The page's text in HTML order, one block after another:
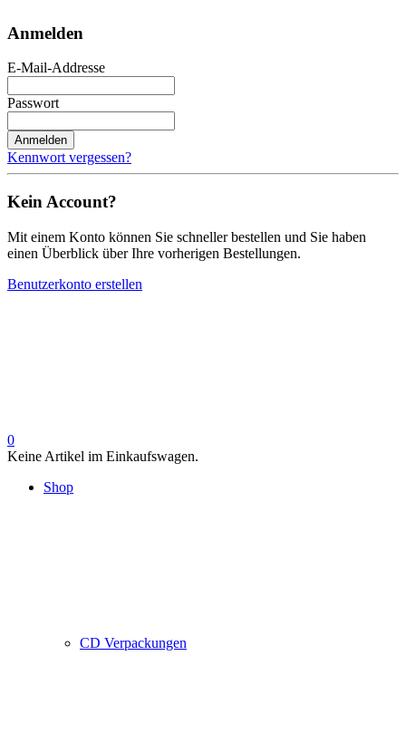
Anmelden
E-Mail-Addresse
Passwort
Anmelden
Kennwort vergessen?
Kein Account?
Mit einem Konto können Sie schneller bestellen und Sie haben
einen Überblick über Ihre vorherigen Bestellungen.
Benutzerkonto erstellen
0
Keine Artikel im Einkaufswagen.
Shop
CD Verpackungen